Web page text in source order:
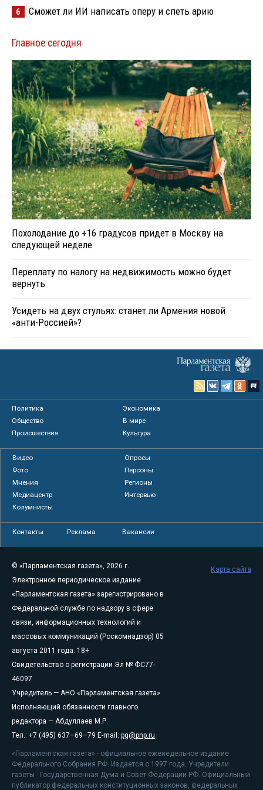
6 Сможет ли ИИ написать оперу и спеть арию
Главное сегодня
Похолодание до +16 градусов придет в Москву на
следующей неделе
Переплату по налогу на недвижимость можно будет
вернуть
Усидеть на двух стульях: станет ли Армения новой
«анти-Россией»?
Политика
Экономика
Общество
В мире
Происшествия
Культура
Видео
Опросы
Фото
Персоны
Мнения
Регионы
Медиацентр
Интервью
Колумнисты
Контакты Реклама Вакансии
© «Парламентская газета», 2026 г.
Электронное периодическое издание
«Парламентская газета» зарегистрировано в
Федеральной службе по надзору в сфере
связи, информационных технологий и
массовых коммуникаций (Роскомнадзор) 05
августа 2011 года. 18+
Свидетельство о регистрации Эл № ФС77-
46097
Учредитель — АНО «Парламентская газета»
Исполняющий обязанности главного
редактора — Абдуллаев М.Р.
Тел.: +7 (495) 637–69–79 E-mail: pg@pnp.ru
«Парламентская газета» - официальное еженедельное издание
Федерального Собрания РФ. Издается с 1997 года. Учредители
газеты - Государственная Дума и Совет Федерации РФ. Официальный
публикатор федеральных конституционных законов, федеральных
Карта сайта